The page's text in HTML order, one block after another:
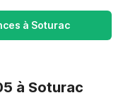
à Soturac
à Soturac